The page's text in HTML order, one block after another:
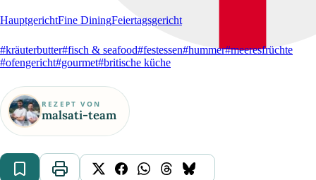
HauptgerichtFine DiningFeiertagsgericht
#kräuterbutter#fisch & seafood#festessen#hummer#meeresfrüchte
#ofengericht#gourmet#britische küche
REZEPT VON
malsati-team